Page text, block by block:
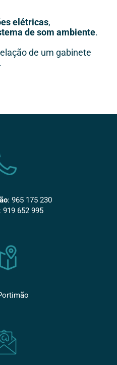
elétricas,
de som ambiente.
de um gabinete
: 965 175 230
: 919 652 995